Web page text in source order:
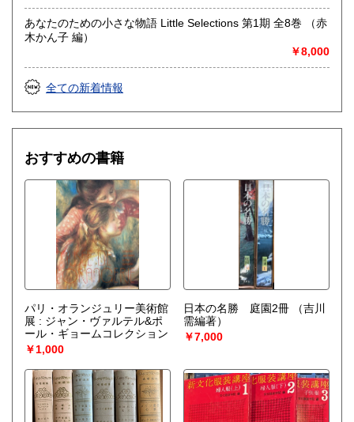
定休日：月・木・日
書籍の買取について
ジャンル問わず古書一般買い取りいたします。
遺品として残った書籍・溜まった蔵書・大切なコレクショ
ン・引っ越しで不要となった書籍など、ご相談ください。誠
実に買い取りいたします。
メール
info@nichinichi-shobo.com
電話 0265-93-0563
取り扱い分野
美術工芸、国語国文、趣味、サブカルチャー、古書一般（そ
の他）
暮しの本、雑誌、
あなたのための小さな物語 Little Selections 第1期 全8巻 （赤
木かん子 編）
￥8,000
全ての新着情報
おすすめの書籍
パリ・オランジュリー美術館
展 : ジャン・ヴァルテル&ポ
ール・ギョームコレクション
￥1,000
日本の名勝 庭園2冊
（吉川
需編著）
￥7,000